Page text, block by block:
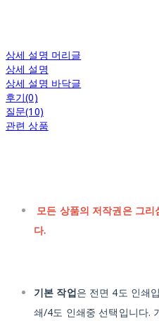
상세 설명 머리글
상세 설명
상세 설명 바닥글
후기(0)
질문(10)
관련 상품
모든 상품의 저작권은 그
다.
기본 작업은 전면 4도 인쇄
쇄/4도 인쇄중 선택입니다.